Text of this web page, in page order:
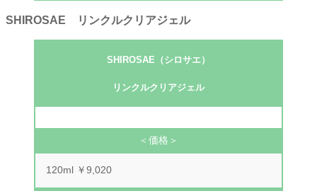
SHIROSAE リンクルクリアジェル
SHIROSAE（シロサエ）
リンクルクリアジェ ル
＜価格＞
120ml ￥9,020